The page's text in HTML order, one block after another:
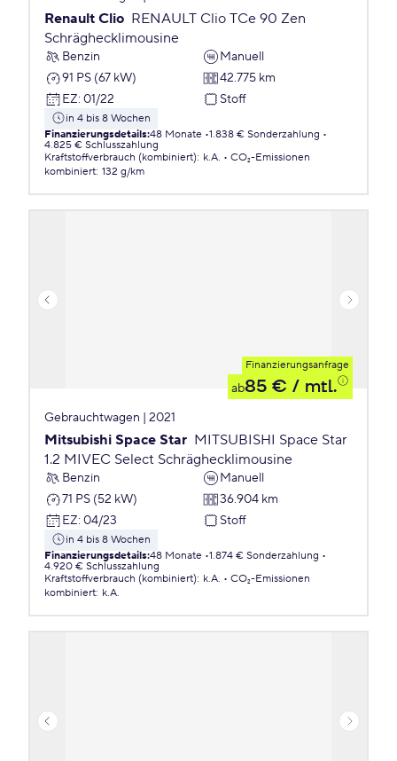
Renault Clio RENAULT Clio TCe 90 Zen
Schräghecklimousine
Benzin
Manuell
91 PS (67 kW)
42.775 km
EZ: 01/22 Stoff
in 4 bis 8 Wochen
Finanzierungsdetails:48 Monate 1.838 € Sonderzahlung
4.825 € Schlusszahlung
Kraftstoffverbrauch (kombiniert): k.A.
CO₂-Emissionen
kombiniert: 132 g/km
Finanzierungsanfrage
ab85 € / mtl.
Gebrauchtwagen | 2021
Mitsubishi Space Star MITSUBISHI Space Star
1.2 MIVEC Select Schräghecklimousine
Benzin
Manuell
71 PS (52 kW)
36.904 km
EZ: 04/23 Stoff
in 4 bis 8 Wochen
Finanzierungsdetails:48 Monate 1.874 € Sonderzahlung
4.920 € Schlusszahlung
Kraftstoffverbrauch (kombiniert): k.A.
CO₂-Emissionen
kombiniert: k.A.